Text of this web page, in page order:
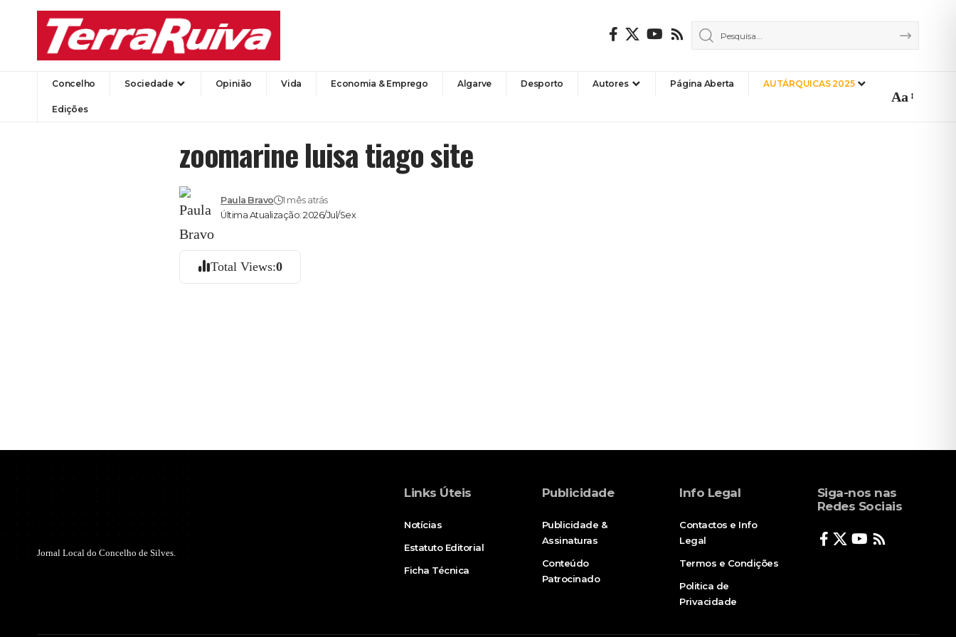
Concelho Sociedade Opinião Vida Economia & Emprego Algarve Desporto Autores Página Aberta AUTÁRQUICAS 2025
Edições
Aa
zoomarine luisa tiago site
Última Atualização: 2026/Jul/Sex
Paula Bravo 1 mês atrás
Total Views:0
Jornal Local do Concelho de Silves.
Links Úteis
Notícias
Estatuto Editorial
Ficha Técnica
Publicidade
Publicidade &
Assinaturas
Conteúdo
Patrocinado
Info Legal
Contactos e Info
Legal
Termos e Condições
Politica de
Privacidade
Siga-nos nas
Redes Sociais